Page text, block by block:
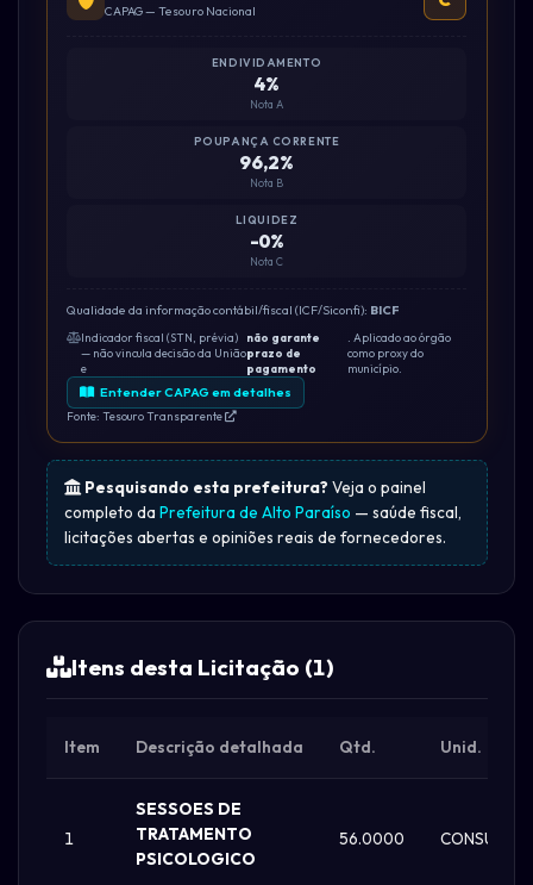
CAPAG — Tesouro Nacional
ENDIVIDAMENTO
4%
Nota A
POUPANÇA CORRENTE
96,2%
Nota B
LIQUIDEZ
-0%
Nota C
Qualidade da informação contábil/fiscal (ICF/Siconfi): BICF
Indicador fiscal (STN, prévia)
— não vincula decisão da União
e
não garante
prazo de
pagamento
. Aplicado ao órgão
como proxy do
município.
Entender CAPAG em detalhes
Fonte: Tesouro Transparente
Pesquisando esta prefeitura? Veja o painel
completo da Prefeitura de Alto Paraíso — saúde fiscal,
licitações abertas e opiniões reais de fornecedores.
Itens desta Licitação (1)
Item Descrição detalhada Qtd. Unid.
1
SESSOES DE
TRATAMENTO
PSICOLOGICO
56.0000 CONSULTA